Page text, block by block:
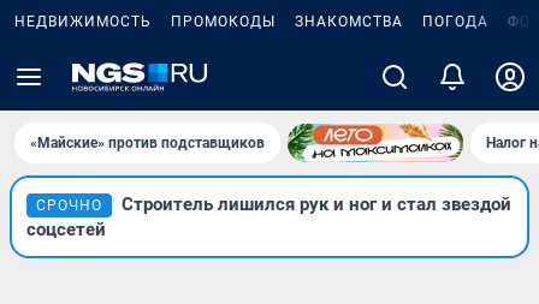
НЕДВИЖИМОСТЬ ПРОМОКОДЫ ЗНАКОМСТВА ПОГОДА
«Майские» против подставщиков Налог
СРОЧНО
Строитель лишился рук и ног и стал звездой
соцсетей